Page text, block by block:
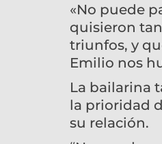
«No puede
quisieron
triunfos, y
Emilio nos
La bailarina
la prioridad
su relación.